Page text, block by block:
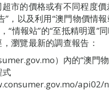
市的價格或有不同程度
”，以及利用“澳門物價情
“情報站”的“至抵精明選”
瀏覽最新的調查報告：
）內的“澳門
式
api02/